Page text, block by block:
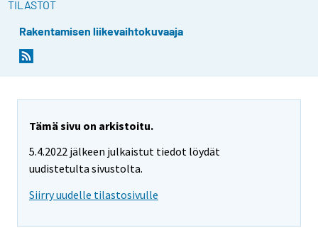
TILASTOT
Rakentamisen liikevaihtokuvaaja
Tämä sivu on arkistoitu.
5.4.2022 jälkeen julkaistut tiedot löydät
uudistetulta sivustolta.
Siirry uudelle tilastosivulle